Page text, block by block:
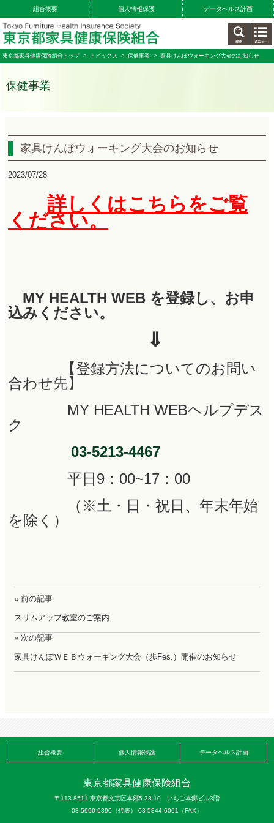
組合概要 個人情報保護 データヘルス計画
東京都家具健康保険組合トップ> トピックス > 保健事業 > 家具けんぽウォーキング大会のお知らせ
保健事業
家具けんぽウォーキング大会のお知らせ
2023/07/28
詳しくはこちらをご覧
ください。
MY HEALTH WEB を登録し、お申
込みください。
⇓
【登録方法についてのお問い
合わせ先】
MY HEALTH WEBヘルプデス
ク
03-5213-4467
平日9：00~17：00
（※土・日・祝日、年末年始
を除く）
« 前の記事
スリムアップ教室のご案内
» 次の記事
家具けんぽＷＥＢウォーキング大会（歩Fes.）開催のお知らせ
組合概要 個人情報保護 データヘルス計画
東京都家具健康保険組合
〒113-8511 東京都文京区本郷5-33-10 いちご本郷ビル3階
03-5990-9390（代表） 03-5844-6061（FAX）